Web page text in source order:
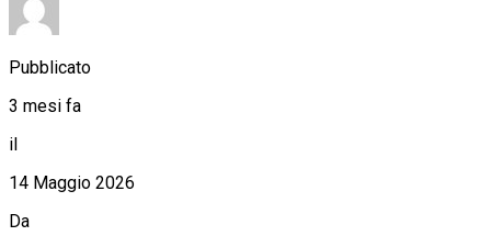
Pubblicato
3 mesi fa
il
14 Maggio 2026
Da